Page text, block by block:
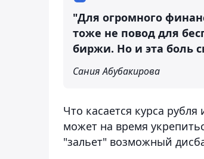
"Для огромного
тоже не повод для
биржи. Но и эта боль
Сания Абубакирова
Что касается курса
может на время
"зальет" возможный